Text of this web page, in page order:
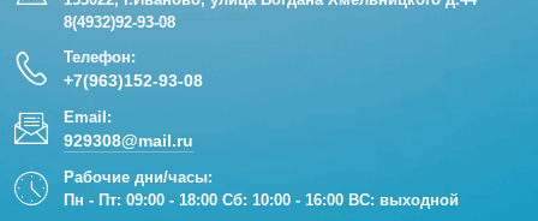
8(4932)92-93-08
Телефон:
+7(963)152-93-08
Email:
929308@mail.ru
Рабочие дни/часы:
Пн - Пт: 09:00 - 18:00 Сб: 10:00 - 16:00 ВС: выходной